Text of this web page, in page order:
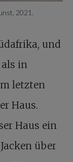
2021.
und
in
letzten
Haus.
Haus ein
über